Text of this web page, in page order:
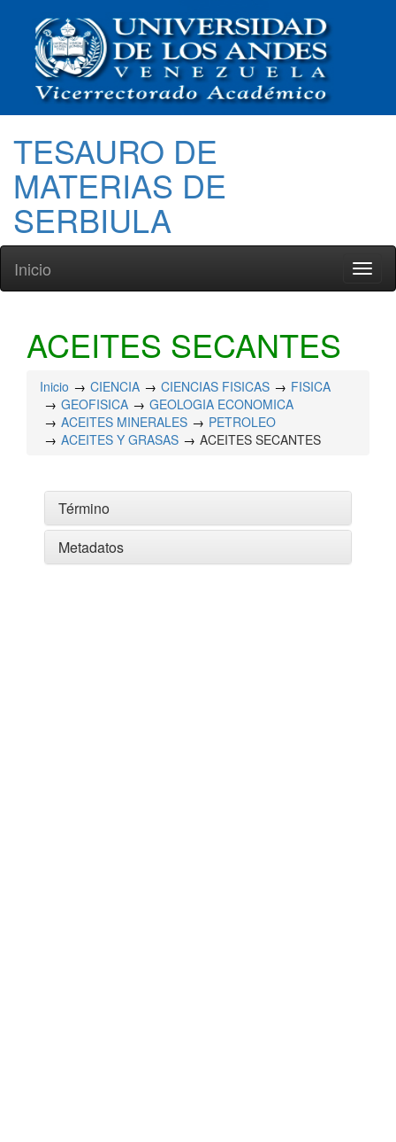
TESAURO DE
MATERIAS DE
SERBIULA
Inicio
ACEITES SECANTES
Inicio CIENCIA CIENCIAS FISICAS
FISICA
GEOFISICA
GEOLOGIA ECONOMICA
ACEITES MINERALES
PETROLEO
ACEITES Y GRASAS
ACEITES SECANTES
Término
Metadatos